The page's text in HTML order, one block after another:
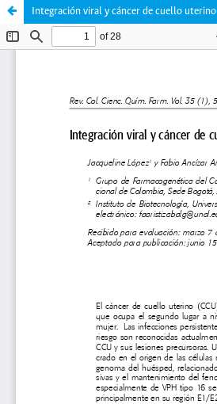
Integración viral y cáncer de cuello uterino